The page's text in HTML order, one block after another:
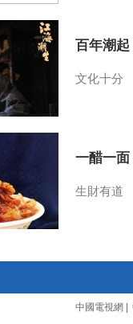
百年潮
文化十分
一醋一面
生財有道
中國電視網